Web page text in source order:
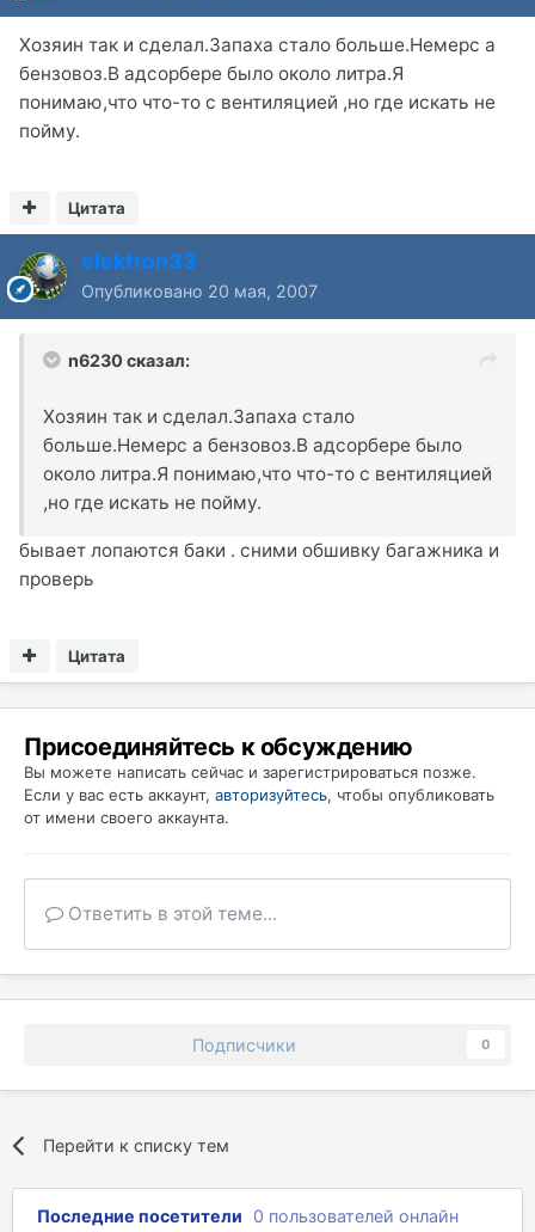
Хозяин так и сделал.Запаха стало больше.Немерс а
бензовоз.В адсорбере было около литра.Я
понимаю,что что-то с вентиляцией ,но где искать не
пойму.
Цитата
elektron33
Опубликовано 20 мая, 2007
n6230 сказал:
Хозяин так и сделал.Запаха стало
больше.Немерс а бензовоз.В адсорбере было
около литра.Я понимаю,что что-то с вентиляцией
,но где искать не пойму.
бывает лопаются баки . сними обшивку багажника и
проверь
Цитата
Присоединяйтесь к обсуждению
Вы можете написать сейчас и зарегистрироваться позже.
Если у вас есть аккаунт, авторизуйтесь, чтобы опубликовать
от имени своего аккаунта.
Ответить в этой теме...
Подписчики 0
Перейти к списку тем
Последние посетители 0 пользователей онлайн